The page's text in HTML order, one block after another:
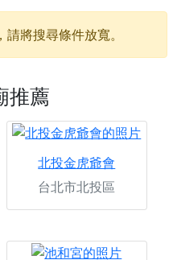
將搜尋條件放寬。
推薦
北投金虎爺會
台北市北投區